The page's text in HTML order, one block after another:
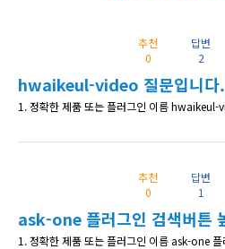
추천
0
답변
2
hwaikeul-video 질문입니다.
추천
0
답변
1